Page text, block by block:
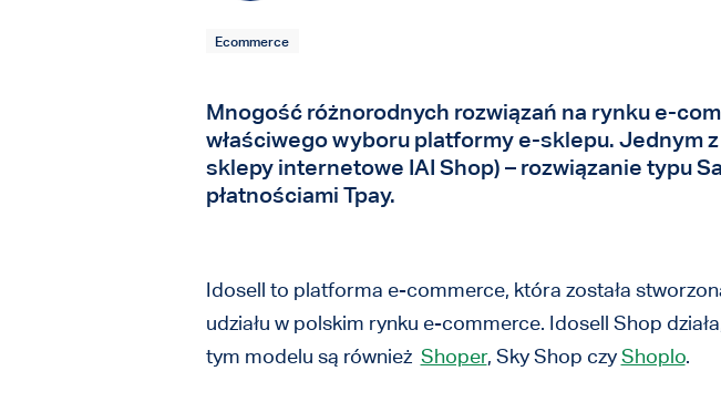
Ecommerce
Mnogość różnorodnych rozwiązań na rynku e-
właściwego wyboru platformy e-sklepu. Jednym
sklepy internetowe IAI Shop) – rozwiązanie typu
płatnościami Tpay.
Idosell to platforma e-commerce, która została
udziału w polskim rynku e-commerce. Idosell Shop
tym modelu są również Shoper, Sky Shop czyShoplo.